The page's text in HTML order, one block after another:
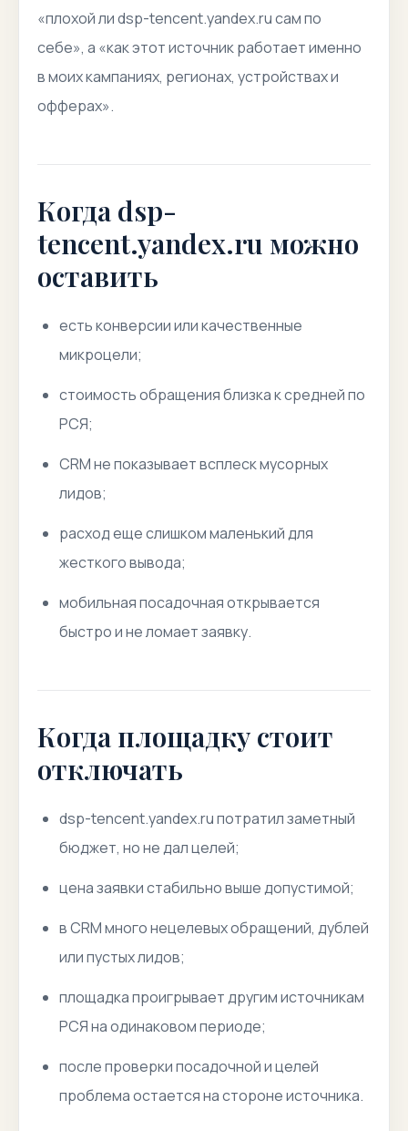
«плохой ли dsp-tencent.yandex.ru сам по
себе», а «как этот источник работает именно
в моих кампаниях, регионах, устройствах и
офферах».
Когда dsp-
tencent.yandex.ru можно
оставить
есть конверсии или качественные
микроцели;
стоимость обращения близка к средней по
РСЯ;
CRM не показывает всплеск мусорных
лидов;
расход еще слишком маленький для
жесткого вывода;
мобильная посадочная открывается
быстро и не ломает заявку.
Когда площадку стоит
отключать
dsp-tencent.yandex.ru потратил заметный
бюджет, но не дал целей;
цена заявки стабильно выше допустимой;
в CRM много нецелевых обращений, дублей
или пустых лидов;
площадка проигрывает другим источникам
РСЯ на одинаковом периоде;
после проверки посадочной и целей
проблема остается на стороне источника.